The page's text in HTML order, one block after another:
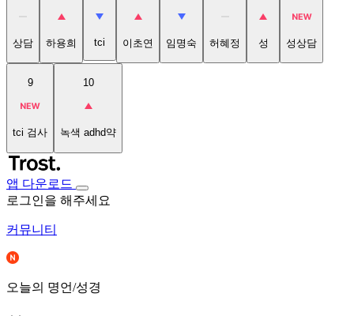
상담 하용희 tci 이초연 임명숙 허혜정 성 성상담
9
tci 검사
10
녹색 adhd약
앱 다운로드
로그인을 해주세요
커뮤니티
오늘의 명언/성경